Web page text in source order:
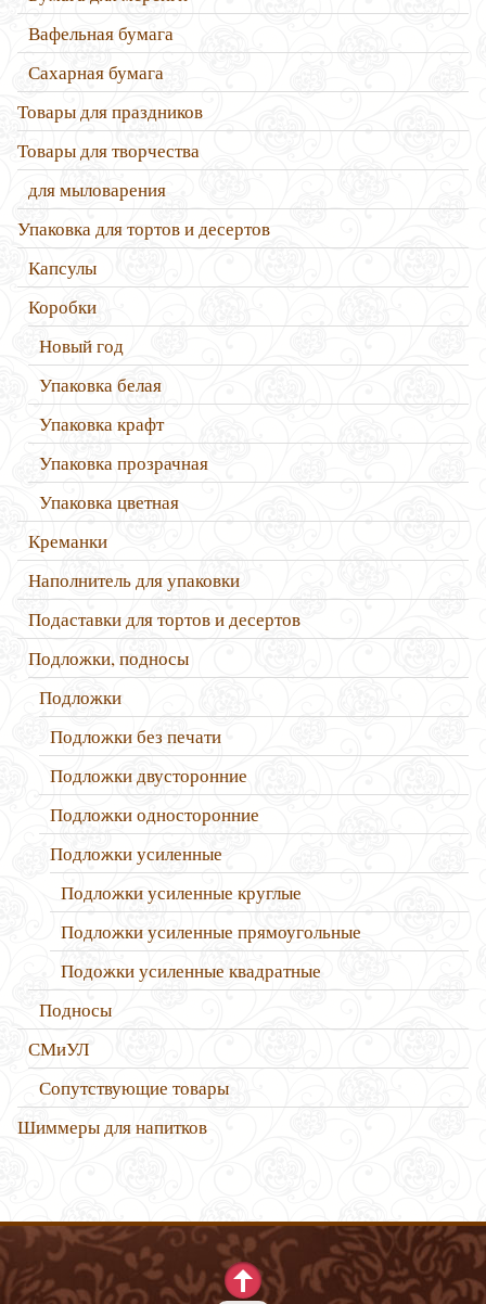
Вафельная бумага
Сахарная бумага
Товары для праздников
Товары для творчества
для мыловарения
Упаковка для тортов и десертов
Капсулы
Коробки
Новый год
Упаковка белая
Упаковка крафт
Упаковка прозрачная
Упаковка цветная
Креманки
Наполнитель для упаковки
Подаставки для тортов и десертов
Подложки, подносы
Подложки
Подложки без печати
Подложки двусторонние
Подложки односторонние
Подложки усиленные
Подложки усиленные круглые
Подложки усиленные прямоугольные
Подожки усиленные квадратные
Подносы
СМиУЛ
Сопутствующие товары
Шиммеры для напитков